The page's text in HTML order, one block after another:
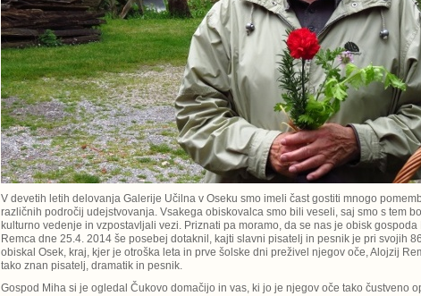
V devetih letih delovanja Galerije Učilna v Oseku smo imeli čast gostiti mnogo
različnih področij udejstvovanja. Vsakega obiskovalca smo bili veseli, saj smo s tem
kulturno vedenje in vzpostavljali vezi. Priznati pa moramo, da se nas je obisk gospoda
Remca dne 25.4. 2014 še posebej dotaknil, kajti slavni pisatelj in pesnik je pri svojih
obiskal Osek, kraj, kjer je otroška leta in prve šolske dni preživel njegov oče, Alojzij
tako znan pisatelj, dramatik in pesnik.
Gospod Miha si je ogledal Čukovo domačijo in vas, ki jo je njegov oče tako čustveno